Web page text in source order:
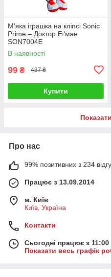
М'яка іграшка на кліпсі Sonic
Prime – Доктор Еґман
SON7004E
В наявності
99 ₴ 437 ₴
Купити
Про нас
99% позитивних з 234
Працює з 13.09.2014
м. Київ
Київ, Україна
Контакти
Сьогодні працює з
Показати весь графік